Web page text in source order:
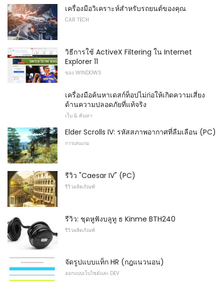
เครื่องมือวิเคราะห์สำหรับรถยนต์ของคุณ
CAR TECH
วิธีการใช้ ActiveX Filtering ใน Internet
Explorer 11
ของ WINDOWS
เครื่องมือค้นหาเดสก์ท็อปไม่ก่อให้เกิดความเสี่ยง
ด้านความปลอดภัยที่แท้จริง
เว็บ & ค้นหา
Elder Scrolls IV: รหัสสภาพอากาศที่ลืมเลือน (PC)
การเล่นเกม
รีวิว "Caesar IV" (PC)
รีวิวผลิตภัณฑ์
รีวิว: ชุดหูฟังบลูทู ธ Kinme BTH240
รีวิวผลิตภัณฑ์
จัดรูปแบบแท็ก HR (กฎแนวนอน)
ออกแบบเว็บไซต์และ DEV